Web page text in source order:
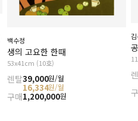
백수정
생의 고요한 한때
53x41cm (10호)
렌탈39,000원/월
16,334원/월
구매1,200,000원